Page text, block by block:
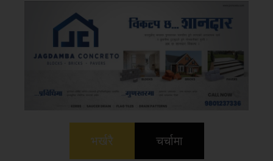
भर्खरै चर्चामा